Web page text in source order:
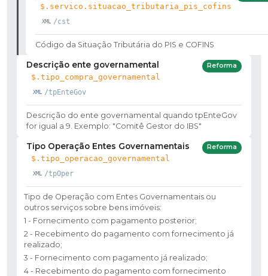
$.servico.situacao_tributaria_pis_cofins
/cst
Código da Situação Tributária do PIS e COFINS
Descrição ente governamental
$.tipo_compra_governamental
/tpEnteGov
Reforma
Descrição do ente governamental quando tpEnteGov
for igual a 9. Exemplo: "Comitê Gestor do IBS"
Tipo Operação Entes Governamentais
$.tipo_operacao_governamental
/tpOper
Reforma
Tipo de Operação com Entes Governamentais ou
outros serviços sobre bens imóveis:
1 - Fornecimento com pagamento posterior;
2 - Recebimento do pagamento com fornecimento já
realizado;
3 - Fornecimento com pagamento já realizado;
4 - Recebimento do pagamento com fornecimento